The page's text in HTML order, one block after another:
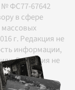
ФС77-67642
в сфере
г. Редакция не
информации,
Редакция не